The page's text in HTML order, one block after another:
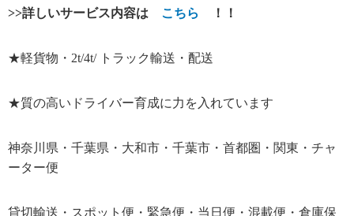
>>詳しいサービス内容は こちら ！！
★軽貨物・2t/4t/ トラック輸送・配送
★質の高いドライバー育成に力を入れています
神奈川県・千葉県・大和市・千葉市・首都圏・関東・チャ
ーター便
貸切輸送・スポット便・緊急便・当日便・混載便・倉庫保